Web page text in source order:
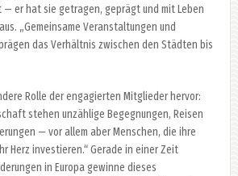
er hat sie getragen, geprägt und mit Leben
„Gemeinsame Veranstaltungen und
das Verhältnis zwischen den Städten bis
Rolle der engagierten Mitglieder hervor:
stehen unzählige Begegnungen, Reisen
— vor allem aber Menschen, die ihre
Herz investieren.“ Gerade in einer Zeit
in Europa gewinne dieses